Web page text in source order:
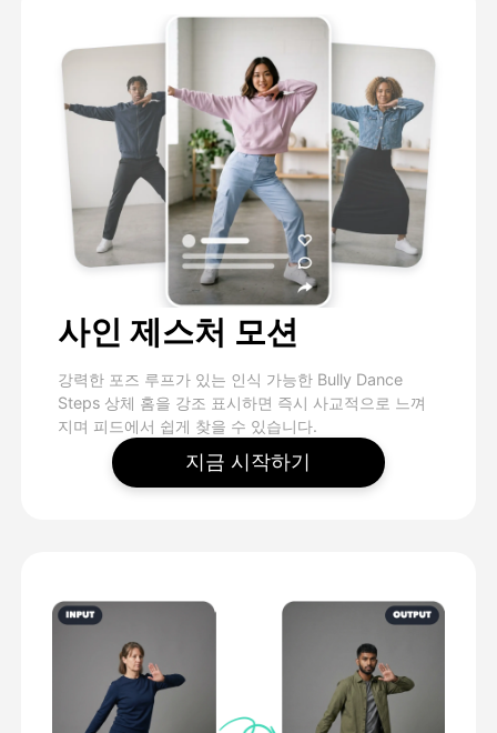
사인 제스처 모션
강력한 포즈 루프가 있는 인식 가능한 Bully Dance
Steps 상체 홈을 강조 표시하면 즉시 사교적으로 느껴
지며 피드에서 쉽게 찾을 수 있습니다.
지금 시작하기